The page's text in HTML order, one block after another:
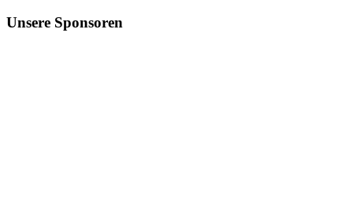
Unsere Sponsoren